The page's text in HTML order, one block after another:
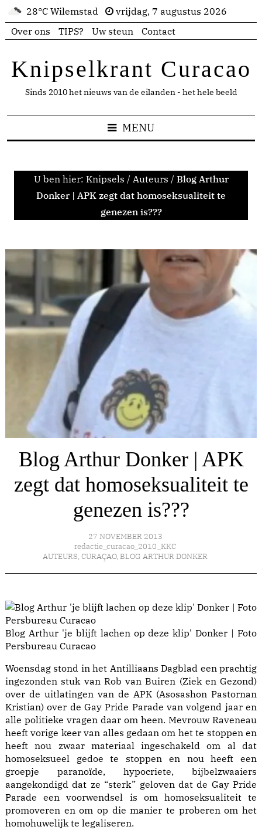
28°C Wilemstad
vrijdag, 7 augustus 2026
Over ons
TIPS? Uw steun Contact
Knipselkrant Curacao
Sinds 2010 het nieuws van de eilanden - het hele beeld
MENU
U ben hier: Knipsels / Auteurs / Blog Arthur
Donker | APK zegt dat homoseksualiteit te
genezen is???
Blog Arthur Donker | APK
zegt dat homoseksualiteit te
genezen is???
27 NOVEMBER 2013
redactie_curacao_2010_KKC
AUTEURS, CURAÇAO, BLOG ARTHUR DONKER
Blog Arthur 'je blijft lachen op deze klip' Donker | Foto
Persbureau Curacao
Woensdag stond in het Antilliaans Dagblad een prachtig
ingezonden stuk van Rob van Buiren (Ziek en Gezond)
over de uitlatingen van de APK (Asosashon Pastornan
Kristian) over de Gay Pride Parade van volgend jaar en
alle politieke vragen daar om heen. Mevrouw Raveneau
heeft vorige keer van alles gedaan om het te stoppen en
heeft nou zwaar materiaal ingeschakeld om al dat
homoseksueel gedoe te stoppen en nou heeft een
groepje paranoïde, hypocriete, bijbelzwaaiers
aangekondigd dat ze “sterk” geloven dat de Gay Pride
Parade een voorwendsel is om homoseksualiteit te
promoveren en om op die manier te proberen om het
homohuwelijk te legaliseren.